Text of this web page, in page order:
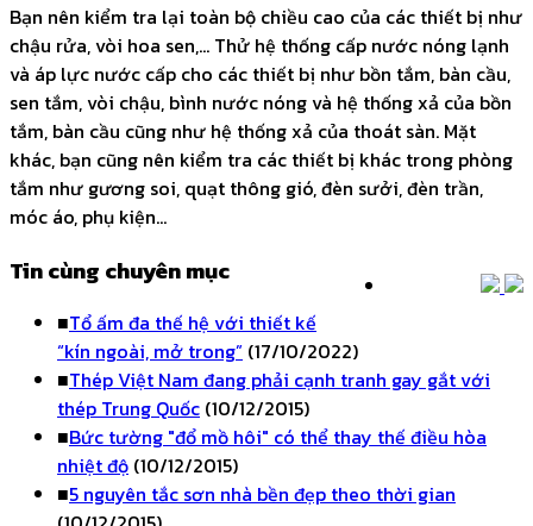
Bạn nên kiểm tra lại toàn bộ chiều cao của các thiết bị như
chậu rửa, vòi hoa sen,... Thử hệ thống cấp nước nóng lạnh
và áp lực nước cấp cho các thiết bị như bồn tắm, bàn cầu,
sen tắm, vòi chậu, bình nước nóng và hệ thống xả của bồn
tắm, bàn cầu cũng như hệ thống xả của thoát sàn. Mặt
khác, bạn cũng nên kiểm tra các thiết bị khác trong phòng
tắm như gương soi, quạt thông gió, đèn sưởi, đèn trần,
móc áo, phụ kiện...
Tin cùng chuyên mục
■Tổ ấm đa thế hệ với thiết kế
“kín ngoài, mở trong” (17/10/2022)
■Thép Việt Nam đang phải cạnh tranh gay gắt với
thép Trung Quốc (10/12/2015)
■Bức tường "đổ mồ hôi" có thể thay thế điều hòa
nhiệt độ (10/12/2015)
■5 nguyên tắc sơn nhà bền đẹp theo thời gian